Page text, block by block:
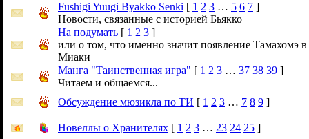
Fushigi Yuugi Byakko Senki [ 1 2 3 … 5 6 7 ]
Новости, связанные с историей Бьякко
На подумать [ 1 2 3 ]
или о том, что именно значит появление Тамахомэ
Миаки
Манга "Таинственная игра" [ 1 2 3 … 37 38 39 ]
Читаем и общаемся...
Обсуждение мюзикла по ТИ [ 1 2 3 … 7 8 9 ]
Новеллы о Хранителях [ 1 2 3 … 23 24 25 ]